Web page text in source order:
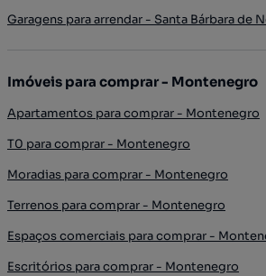
Garagens para arrendar - Santa Bárbara de
Imóveis para comprar - Montenegro
Apartamentos para comprar - Montenegro
T0 para comprar - Montenegro
Moradias para comprar - Montenegro
Terrenos para comprar - Montenegro
Espaços comerciais para comprar -
Escritórios para comprar - Montenegro